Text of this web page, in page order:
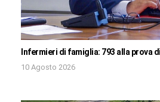
Infermieri di famiglia: 793 alla prova
10 Agosto 2026